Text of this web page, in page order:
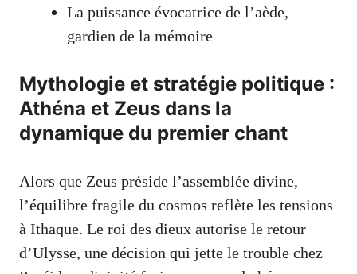
La puissance évocatrice de l’aède,
gardien de la mémoire
Mythologie et stratégie politique :
Athéna et Zeus dans la
dynamique du premier chant
Alors que Zeus préside l’assemblée divine,
l’équilibre fragile du cosmos reflète les tensions
à Ithaque. Le roi des dieux autorise le retour
d’Ulysse, une décision qui jette le trouble chez